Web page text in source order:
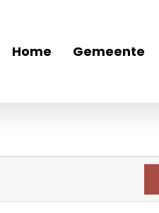
Home Gemeente